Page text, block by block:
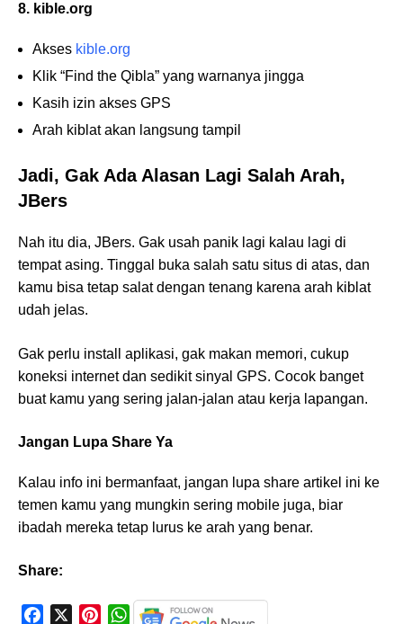
8. kible.org
Akses kible.org
Klik “Find the Qibla” yang warnanya jingga
Kasih izin akses GPS
Arah kiblat akan langsung tampil
Jadi, Gak Ada Alasan Lagi Salah Arah,
JBers
Nah itu dia, JBers. Gak usah panik lagi kalau lagi di
tempat asing. Tinggal buka salah satu situs di atas, dan
kamu bisa tetap salat dengan tenang karena arah kiblat
udah jelas.
Gak perlu install aplikasi, gak makan memori, cukup
koneksi internet dan sedikit sinyal GPS. Cocok banget
buat kamu yang sering jalan-jalan atau kerja lapangan.
Jangan Lupa Share Ya
Kalau info ini bermanfaat, jangan lupa share artikel ini ke
temen kamu yang mungkin sering mobile juga, biar
ibadah mereka tetap lurus ke arah yang benar.
Share:
W